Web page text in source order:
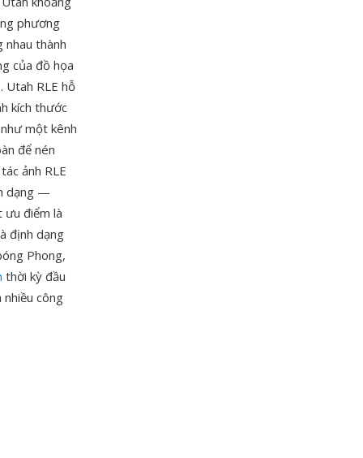
phương
thành
của đồ họa
Utah RLE hỗ
kích thước
một kênh
để nén
ảnh RLE
dạng —
ưu điểm là
định dạng
Phong,
thời kỳ đầu
công